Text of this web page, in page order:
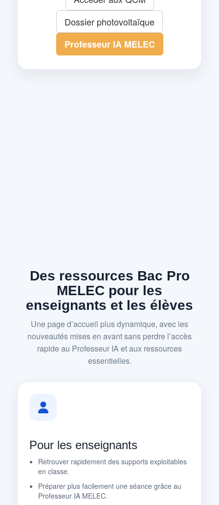
Dossier photovoltaïque
Professeur IA MELEC
Des ressources Bac Pro
MELEC pour les
enseignants et les élèves
Une page d’accueil plus dynamique, avec les
nouveautés mises en avant sans perdre l’accès
rapide au Professeur IA et aux ressources
essentielles.
Pour les enseignants
Retrouver rapidement des supports exploitables
en classe.
Préparer plus facilement une séance grâce au
Professeur IA MELEC.